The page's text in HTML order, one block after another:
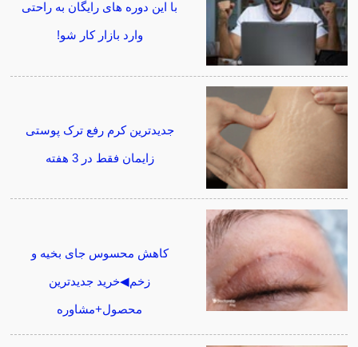
با این دوره های رایگان به راحتی
وارد بازار کار شو!
جدیدترین کرم رفع ترک پوستی
زایمان فقط در 3 هفته
کاهش محسوس جای بخیه و
زخم◀خرید جدیدترین
محصول+مشاوره